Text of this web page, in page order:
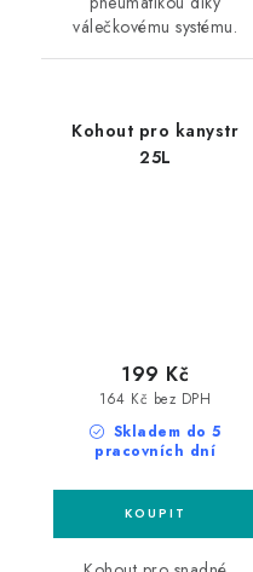
válečkovému systému.
Kohout pro kanystr
25L
Skladem do 5
pracovních dní
164 Kč bez DPH
199 Kč